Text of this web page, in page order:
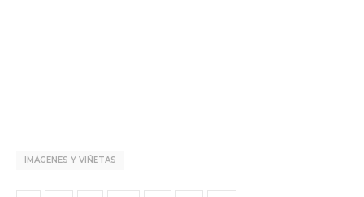
IMÁGENES Y VIÑETAS